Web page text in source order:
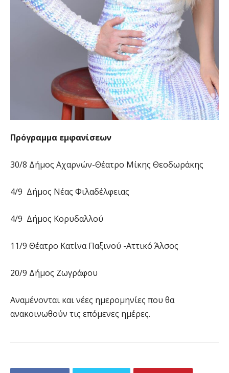
Πρόγραμμα εμφανίσεων
30/8 Δήμος Αχαρνών-Θέατρο Μίκης Θεοδωράκης
4/9 Δήμος Νέας Φιλαδέλφειας
4/9 Δήμος Κορυδαλλού
11/9 Θέατρο Κατίνα Παξινού -Αττικό Άλσος
20/9 Δήμος Ζωγράφου
Αναμένονται και νέες ημερομηνίες που θα
ανακοινωθούν τις επόμενες ημέρες.